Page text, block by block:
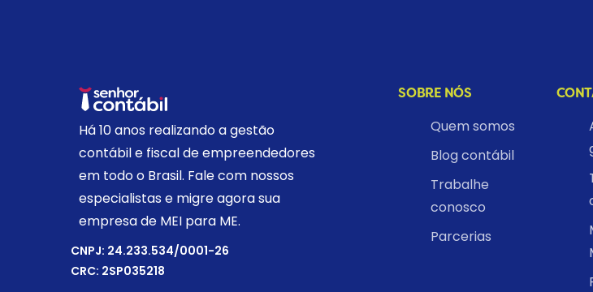
Há 10 anos realizando a gestão
contábil e fiscal de empreendedores
em todo o Brasil. Fale com nossos
especialistas e migre agora sua
empresa de MEI para ME.
CNPJ: 24.233.534/0001-26
CRC: 2SP035218
SOBRE NÓS
Quem somos
Blog contábil
Trabalhe
conosco
Parcerias